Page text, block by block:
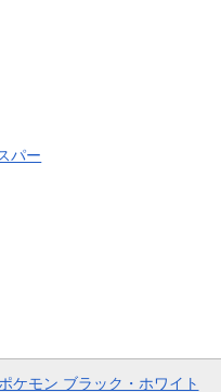
パー
ポケモン ブラック・ホワイト